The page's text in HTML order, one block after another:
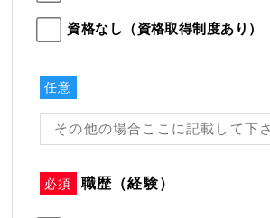
資格なし（資格取得制度あり）
任意
必須 職歴（経験）